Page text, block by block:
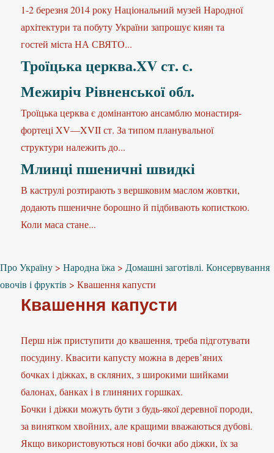
1-2 березня 2014 року Національний музей Народної
архітектури та побуту України запрошує киян та
гостей міста НА СВЯТО...
Троїцька церква.XV ст. с.
Межиріч Рівненської обл.
Троїцька церква є домінантою ансамблю монастиря-
фортеці XV—XVII ст. За типом планувальної
структури належить до...
Млинці пшеничні швидкі
В каструлі розтирають з вершковим маслом жовтки,
додають пшеничне борошно й підбивають кописткою.
Коли маса стане...
Про Україну > Народна їжа > Домашні заготівлі. Консервування
овочів і фруктів > Квашення капусти
Квашення капусти
Перш ніж приступити до квашення, треба підготувати
посудину. Квасити капусту можна в дерев’яних
бочках і діжках, в скляних, з широкими шийками
балонах, банках і в глиняних горшках.
Бочки і діжки можуть бути з будь-якої деревної породи,
за винятком хвойних, але кращими вважаються дубові.
Якщо використовуються нові бочки або діжки, їх за